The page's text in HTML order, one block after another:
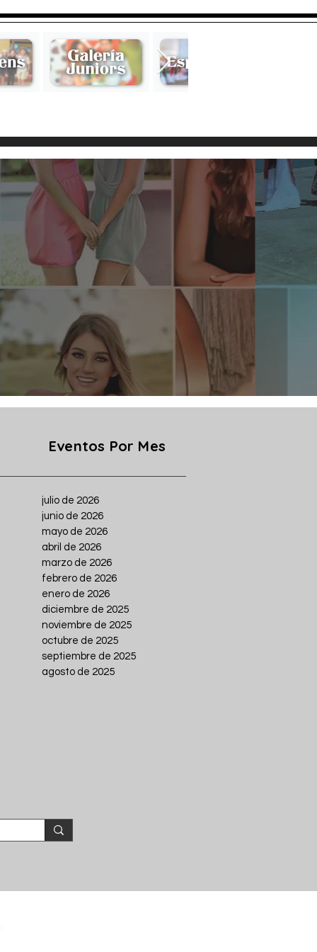
Eventos Por Mes
julio de 2026
junio de 2026
mayo de 2026
abril de 2026
marzo de 2026
febrero de 2026
enero de 2026
diciembre de 2025
noviembre de 2025
octubre de 2025
septiembre de 2025
agosto de 2025